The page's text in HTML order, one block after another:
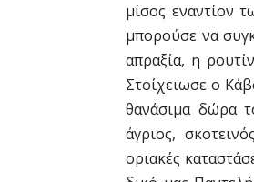
μίσος εναντίον
μπορούσε να
απραξία, η
Στοίχειωσε ο
θανάσιμα δώρα
άγριος,
οριακές